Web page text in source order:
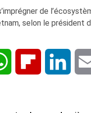
de
selon le président
WhatsApp Flipboard